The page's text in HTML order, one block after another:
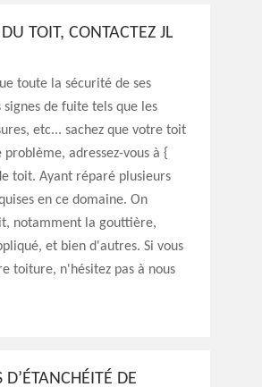
TOIT, CONTACTEZ JL
toute la sécurité de ses
signes de fuite tels que les
etc... sachez que votre toit
adressez-vous à {
toit. Ayant réparé plusieurs
en ce domaine. On
notamment la gouttière,
et bien d'autres. Si vous
toiture, n'hésitez pas à nous
DE